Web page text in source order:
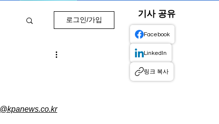
로그인/가입
Facebook
LinkedIn
링크 복사
기사 공유